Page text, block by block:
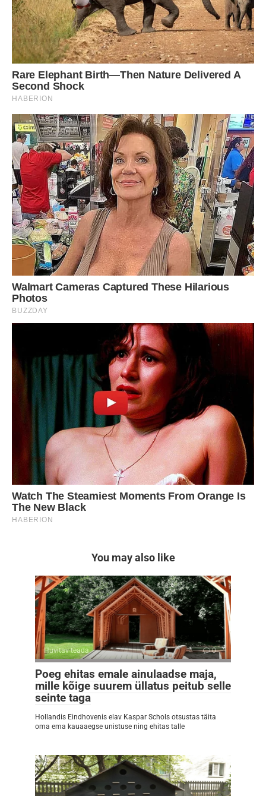
You may also like
Huvitav teada 0
Poeg ehitas emale ainulaadse maja,
mille kõige suurem üllatus peitub selle
seinte taga
Hollandis Eindhovenis elav Kaspar Schols otsustas täita
oma ema kauaaegse unistuse ning ehitas talle